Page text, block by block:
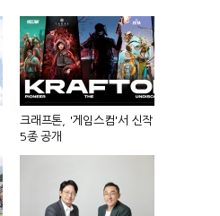
크래프톤, '게임스컴'서 신작
5종 공개